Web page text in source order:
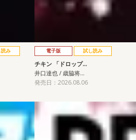
み 電子版 試し読み
チキン 「ドロップ…
井口達也 / 歳脇将…
発売日：2026.08.06